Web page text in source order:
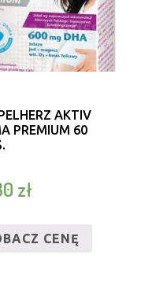
AKTIV
PREMIUM 60
zł
CENĘ